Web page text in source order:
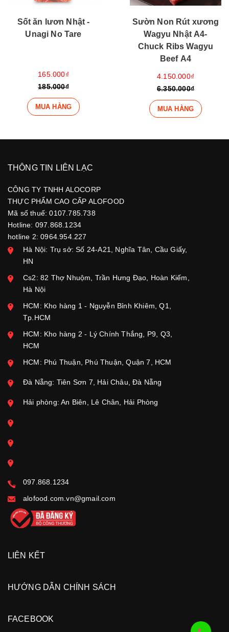
Sườn Non Rút xương
Wagyu Nhật A4-
4.150.000₫
6.350.000₫
MUA HÀNG
Đùi Cừu Úc Rút
Xương Super Prime
675.000₫
735.000₫
MUA HÀNG
THÔNG TIN LIÊN LẠC
CÔNG TY TNHH ALOCORP
THỰC PHẨM CAO CẤP ALOFOOD
Mã số thuế: 0107.785.738
Hotline: 097.868.1234
hotline 2: 0964.954.227
Hà Nội: Trụ sở: Số 24-A21, Nghĩa Tân, Cầu Giấy,
HN
Cs2: 82 Thợ Nhuộm, Trần Hưng Đạo, Hoàn Kiếm,
Hà Nội
HCM: Kho hàng 1 - Nguyễn Bỉnh Khiêm, Q1,
Tp.HCM
HCM: Kho hàng 2 - Lý Chính Thắng, P9, Q3,
HCM
HCM: Phú Thuận, Phú Thuận, Quận 7, HCM
Đà Nẵng: Tiên Sơn 7, Hải Châu, Đà Nẵng
Hải phòng: An Biên, Lê Chân, Hải Phòng
097.868.1234
alofood.com.vn@gmail.com
LIÊN KẾT
HƯỚNG DẪN CHÍNH SÁCH
FACEBOOK